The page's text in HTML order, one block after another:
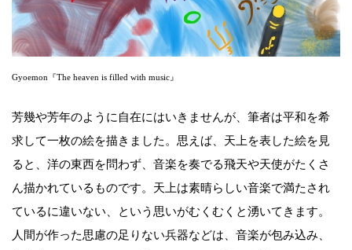
Gyoemon『The heaven is filled with music』
芳幾や芳年のように自在にはいきませんが、筆者は平和を希
求して一枚の絵を描きました。思えば、天上を表した絵を見
ると、洋の東西を問わず、音楽を奏でる飛天や天使がたくさ
ん描かれているものです。天上は素晴らしい音楽で満たされ
ているに違いない、という思いがむくむくと湧いてきます。
人間が作った思慮の足りない兵器などは、音楽が包み込み、